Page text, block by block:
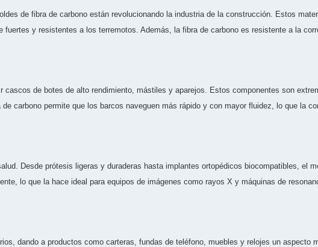
de fibra de carbono están revolucionando la industria de la construcción. Estos
y resistentes a los terremotos. Además, la fibra de carbono es resistente a la
cascos de botes de alto rendimiento, mástiles y aparejos. Estos componentes son
carbono permite que los barcos naveguen más rápido y con mayor fluidez, lo que la
Desde prótesis ligeras y duraderas hasta implantes ortopédicos biocompatibles, el
lo que la hace ideal para equipos de imágenes como rayos X y máquinas de
dando a productos como carteras, fundas de teléfono, muebles y relojes un aspecto